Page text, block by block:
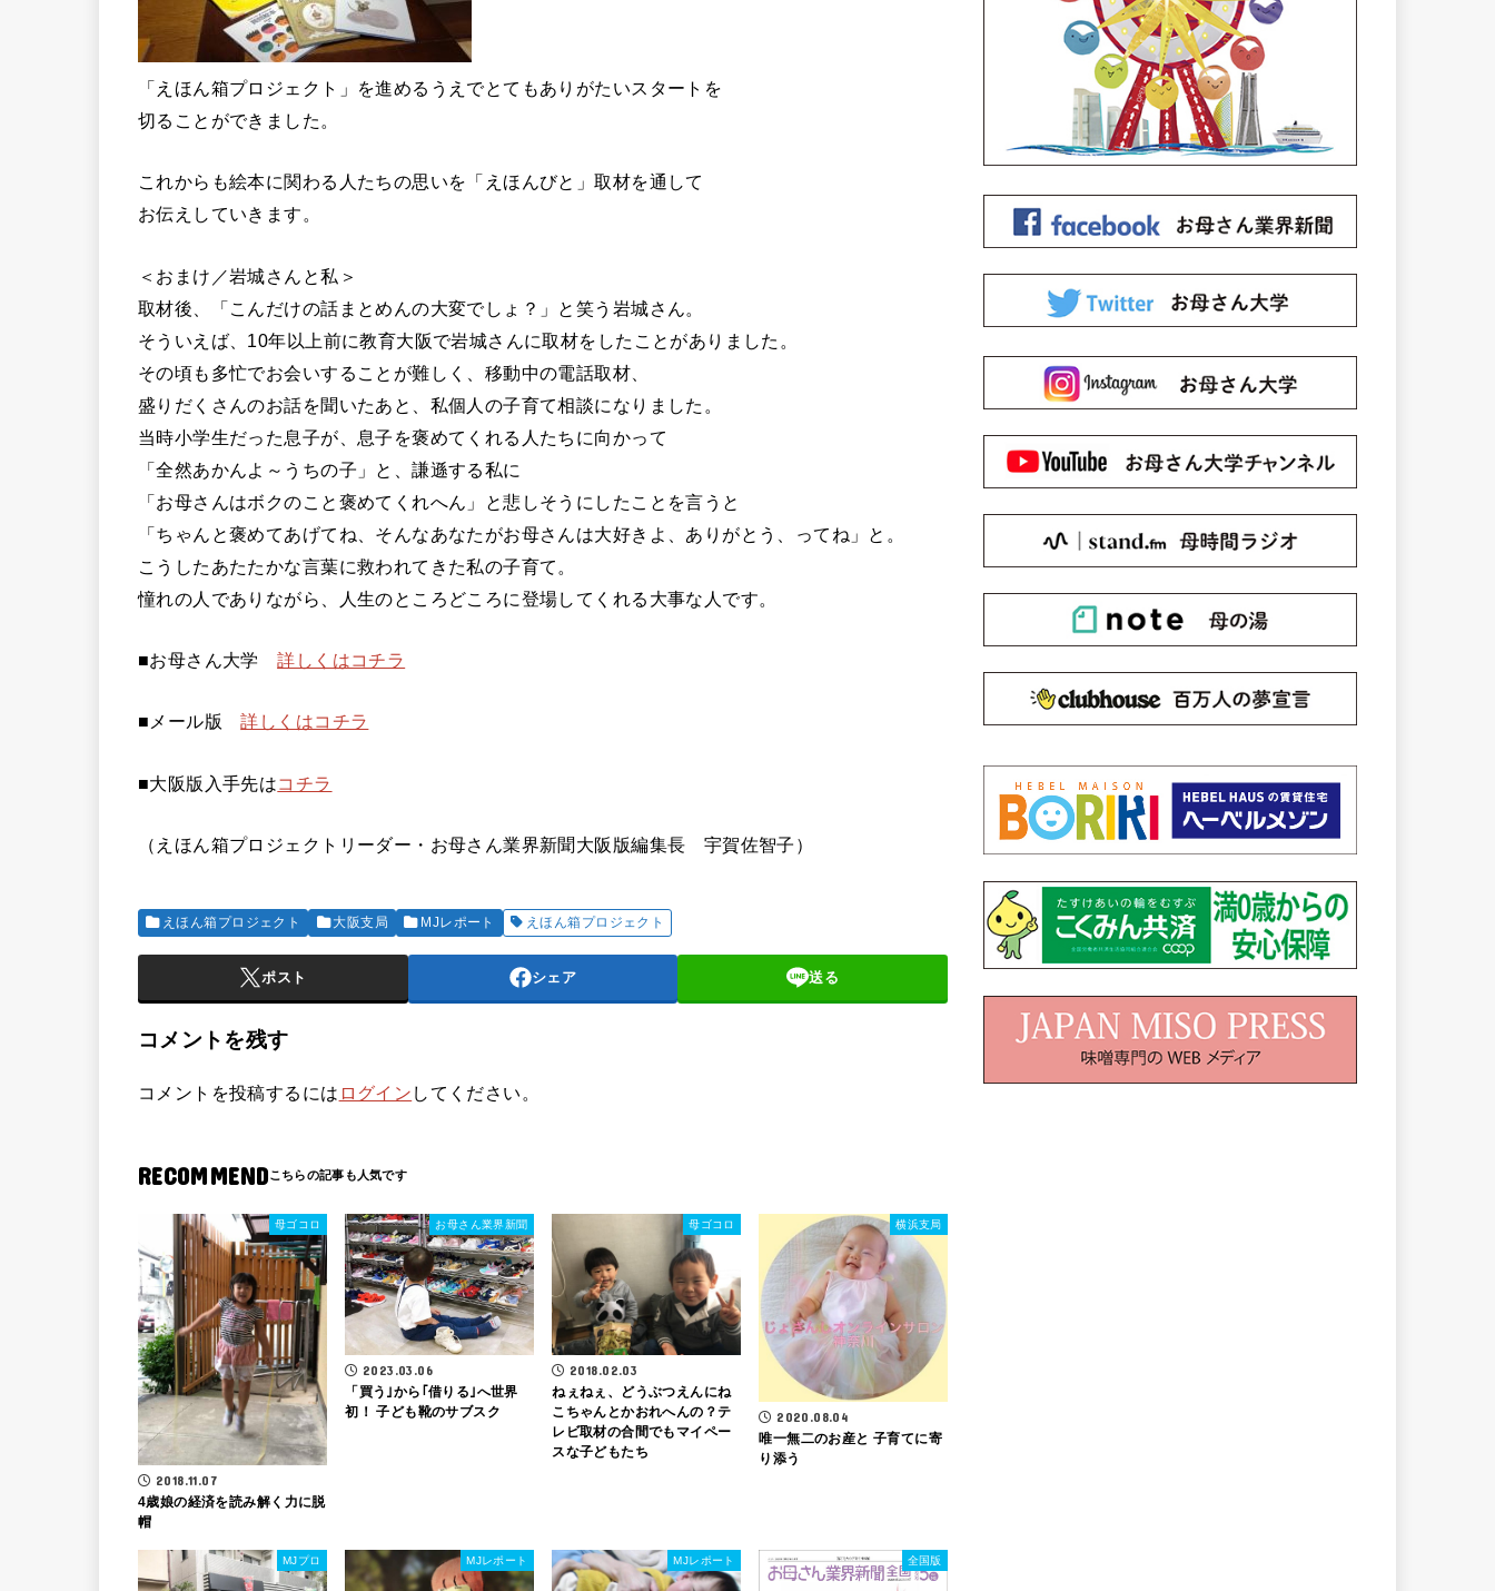
「えほん箱プロジェクト」を進めるうえでとてもありがたいスタートを
切ることができました。
これからも絵本に関わる人たちの思いを「えほんびと」取材を通して
お伝えしていきます。
＜おまけ／岩城さんと私＞
取材後、「こんだけの話まとめんの大変でしょ？」と笑う岩城さん。
そういえば、10年以上前に教育大阪で岩城さんに取材をしたことがありました。
その頃も多忙でお会いすることが難しく、移動中の電話取材、
盛りだくさんのお話を聞いたあと、私個人の子育て相談になりました。
当時小学生だった息子が、息子を褒めてくれる人たちに向かって
「全然あかんよ～うちの子」と、謙遜する私に
「お母さんはボクのこと褒めてくれへん」と悲しそうにしたことを言うと
「ちゃんと褒めてあげてね、そんなあなたがお母さんは大好きよ、ありがとう、ってね」と。
こうしたあたたかな言葉に救われてきた私の子育て。
憧れの人でありながら、人生のところどころに登場してくれる大事な人です。
■お母さん大学詳しくはコチラ
■メール版詳しくはコチラ
■大阪版入手先はコチラ
（えほん箱プロジェクトリーダー・お母さん業界新聞大阪版編集長 宇賀佐智子）
えほん箱プロジェクト 大阪支局 MJレポート えほん箱プロジェクト
ポスト シェア 送る
コメントを残す
コメントを投稿するには ログイン してください。
RECOMMEND
母ゴコロ
2018.11.07
4歳娘の経済を読み解く力に脱
帽
お母さん業界新聞
2023.03.06
「買う｣から｢借りる｣へ世界
初！ 子ども靴のサブスク
母ゴコロ
2018.02.03
ねぇねぇ、どうぶつえんにね
こちゃんとかおれへんの？テ
レビ取材の合間でもマイペー
スな子どもたち
横浜支局
2020.08.04
唯一無二のお産と 子育てに寄
り添う
MJプロ MJレポート MJレポート 全国版